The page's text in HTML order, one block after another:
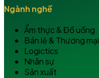
Ngành nghề
Ẩm thực & Đồ uống
Bán lẻ & Thương mại
Logictics
Nhân sự
Sản xuất